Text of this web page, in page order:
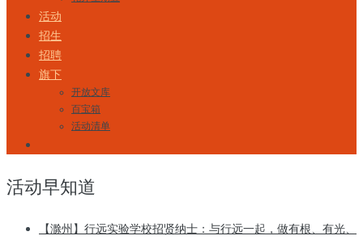
活动
招生
招聘
旗下
开放文库
百宝箱
活动清单
活动早知道
【滁州】行远实验学校招贤纳士：与行远一起，做有根、有光、